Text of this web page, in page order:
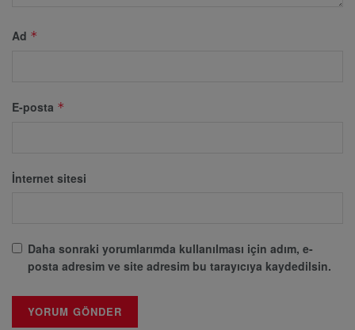
Ad *
E-posta *
İnternet sitesi
Daha sonraki yorumlarımda kullanılması için adım, e-
posta adresim ve site adresim bu tarayıcıya kaydedilsin.